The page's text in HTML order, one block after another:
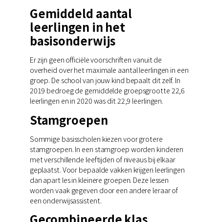
Gemiddeld aantal
leerlingen in het
basisonderwijs
Er zijn geen officiële voorschriften vanuit de
overheid over het maximale aantal leerlingen in een
groep. De school van jouw kind bepaalt dit zelf. In
2019 bedroeg de gemiddelde groepsgrootte 22,6
leerlingen en in 2020 was dit 22,9 leerlingen.
Stamgroepen
Sommige basisscholen kiezen voor grotere
stamgroepen. In een stamgroep worden kinderen
met verschillende leeftijden of niveaus bij elkaar
geplaatst. Voor bepaalde vakken krijgen leerlingen
dan apart les in kleinere groepen. Deze lessen
worden vaak gegeven door een andere leraar of
een onderwijsassistent.